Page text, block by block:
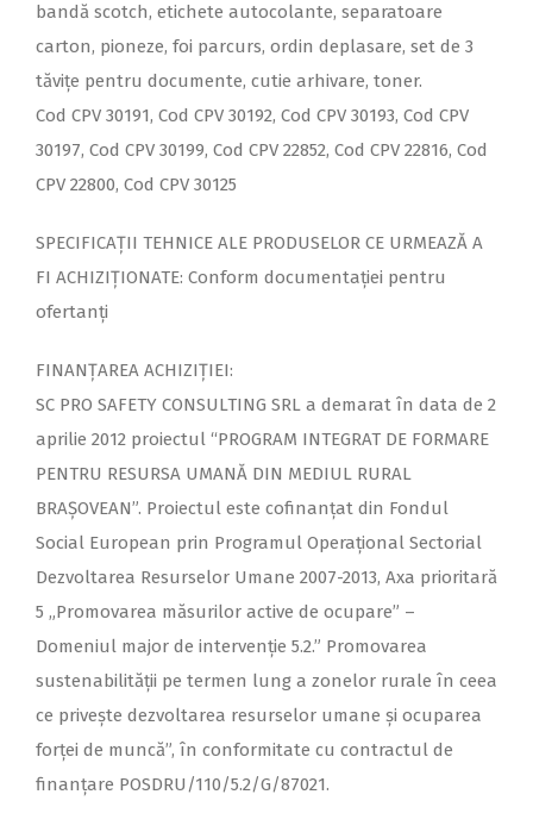
bandă scotch, etichete autocolante, separatoare
carton, pioneze, foi parcurs, ordin deplasare, set de 3
tăvițe pentru documente, cutie arhivare, toner.
Cod CPV 30191, Cod CPV 30192, Cod CPV 30193, Cod CPV
30197, Cod CPV 30199, Cod CPV 22852, Cod CPV 22816, Cod
CPV 22800, Cod CPV 30125
SPECIFICAȚII TEHNICE ALE PRODUSELOR CE URMEAZĂ A
FI ACHIZIȚIONATE: Conform documentației pentru
ofertanți
FINANȚAREA ACHIZIȚIEI:
SC PRO SAFETY CONSULTING SRL a demarat în data de 2
aprilie 2012 proiectul “PROGRAM INTEGRAT DE FORMARE
PENTRU RESURSA UMANĂ DIN MEDIUL RURAL
BRAȘOVEAN”. Proiectul este cofinanțat din Fondul
Social European prin Programul Operațional Sectorial
Dezvoltarea Resurselor Umane 2007-2013, Axa prioritară
5 „Promovarea măsurilor active de ocupare” –
Domeniul major de intervenţie 5.2.” Promovarea
sustenabilităţii pe termen lung a zonelor rurale în ceea
ce priveşte dezvoltarea resurselor umane şi ocuparea
forţei de muncă”, în conformitate cu contractul de
finanțare POSDRU/110/5.2/G/87021.